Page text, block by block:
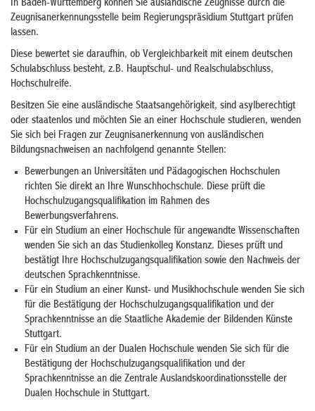
In Baden-Württemberg können Sie ausländische Zeugnisse durch die
Zeugnisanerkennungsstelle beim Regierungspräsidium Stuttgart prüfen
lassen.
Diese bewertet sie daraufhin, ob Vergleichbarkeit mit einem deutschen
Schulabschluss besteht, z.B. Hauptschul- und Realschulabschluss,
Hochschulreife.
Besitzen Sie eine ausländische Staatsangehörigkeit, sind asylberechtigt
oder staatenlos und möchten Sie an einer Hochschule studieren, wenden
Sie sich bei Fragen zur Zeugnisanerkennung von ausländischen
Bildungsnachweisen an nachfolgend genannte Stellen:
Bewerbungen an Universitäten und Pädagogischen Hochschulen
richten Sie direkt an Ihre Wunschhochschule. Diese prüft die
Hochschulzugangsqualifikation im Rahmen des
Bewerbungsverfahrens.
Für ein Studium an einer Hochschule für angewandte Wissenschaften
wenden Sie sich an das Studienkolleg Konstanz. Dieses prüft und
bestätigt Ihre Hochschulzugangsqualifikation sowie den Nachweis der
deutschen Sprachkenntnisse.
Für ein Studium an einer Kunst- und Musikhochschule wenden Sie sich
für die Bestätigung der Hochschulzugangsqualifikation und der
Sprachkenntnisse an die Staatliche Akademie der Bildenden Künste
Stuttgart.
Für ein Studium an der Dualen Hochschule wenden Sie sich für die
Bestätigung der Hochschulzugangsqualifikation und der
Sprachkenntnisse an die Zentrale Auslandskoordinationsstelle der
Dualen Hochschule in Stuttgart.